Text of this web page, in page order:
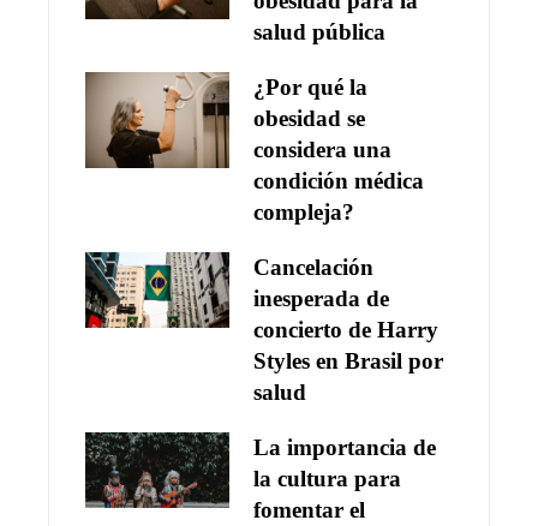
salud pública
¿Por qué la
obesidad se
considera una
condición médica
compleja?
Cancelación
inesperada de
concierto de Harry
Styles en Brasil por
salud
La importancia de
la cultura para
fomentar el